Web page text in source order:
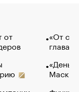
от
«От
глава
Маск в